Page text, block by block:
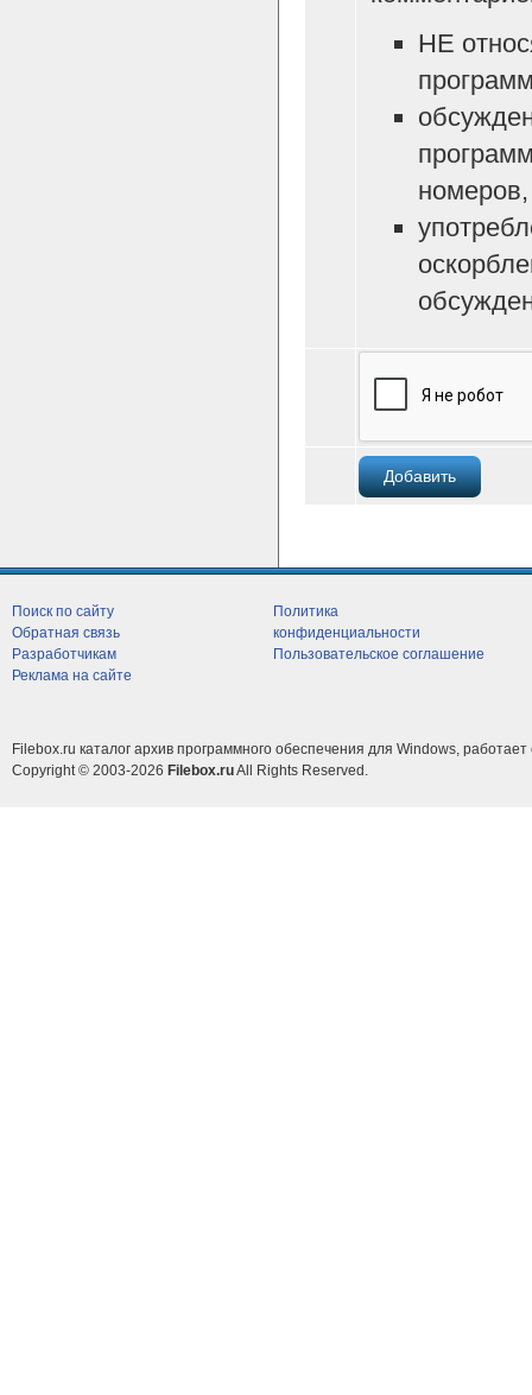
НЕ
Поиск по сайту
Обратная связь
Разработчикам
Реклама на сайте
Политика
конфиденциальности
Пользовательское соглашение
Filebox.ru каталог архив программного обеспечения для Windows, работает
Copyright © 2003-2026 Filebox.ruAll Rights Reserved.